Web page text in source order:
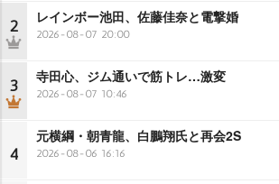
2 レインボー池田、佐藤佳奈と電撃婚
2026-08-07 20:00
3 寺田心、ジム通いで筋トレ…激変
2026-08-07 10:46
4
元横綱・朝青龍、白鵬翔氏と再会2S
2026-08-06 16:16